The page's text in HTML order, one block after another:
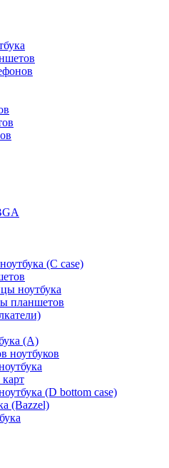
(С case)
ноутбука
планшетов
(A)
ноутбуков
(D bottom case)
(Bazzel)